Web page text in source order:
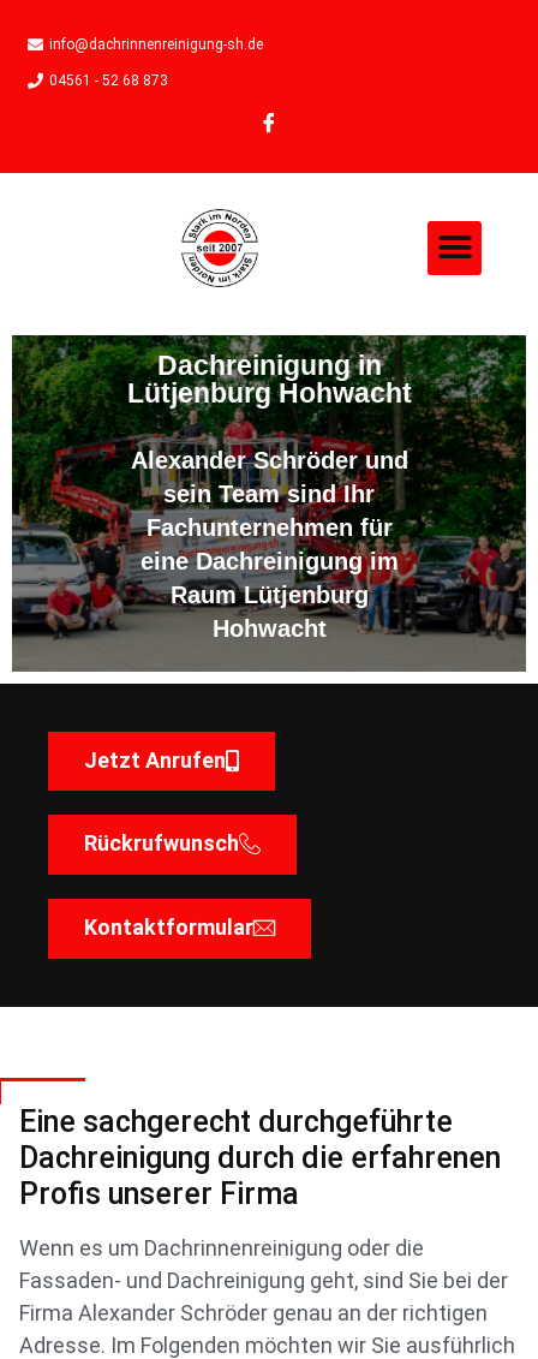
info@dachrinnenreinigung-sh.de
04561 - 52 68 873
Dachreinigung in
Lütjenburg Hohwacht
Alexander Schröder und
sein Team sind Ihr
Fachunternehmen für
eine Dachreinigung im
Raum Lütjenburg
Hohwacht
Jetzt Anrufen
Rückrufwunsch
Kontaktformular
Eine sachgerecht durchgeführte
Dachreinigung durch die erfahrenen
Profis unserer Firma
Wenn es um Dachrinnenreinigung oder die
Fassaden- und Dachreinigung geht, sind Sie bei der
Firma Alexander Schröder genau an der richtigen
Adresse. Im Folgenden möchten wir Sie ausführlich